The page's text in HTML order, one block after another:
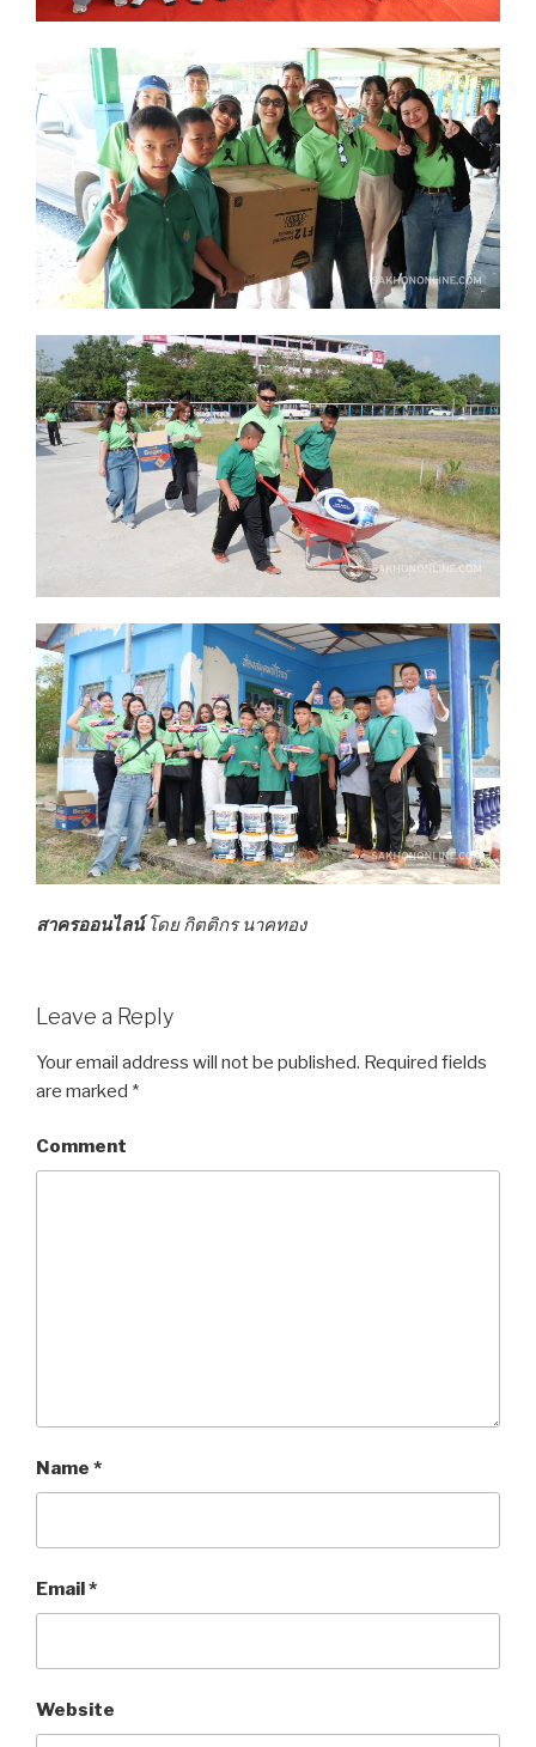
สาครออนไลน์ โดย กิตติกร นาคทอง
Leave a Reply
Your email address will not be published. Required fields
are marked *
Comment
Name *
Email *
Website